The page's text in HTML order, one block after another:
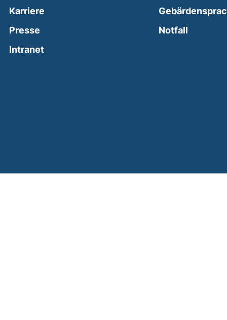
Karriere
Presse
Intranet(external link, opens in a new window)
Notfall